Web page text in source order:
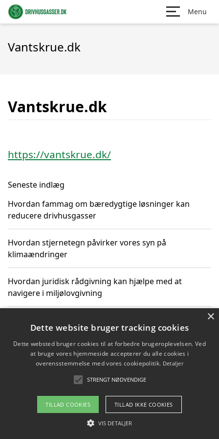
Menu
Vantskrue.dk
Vantskrue.dk
https://vantskrue.dk/
Seneste indlæg
Hvordan fammag om bæredygtige løsninger kan
reducere drivhusgasser
Hvordan stjernetegn påvirker vores syn på
klimaændringer
Hvordan juridisk rådgivning kan hjælpe med at
navigere i miljølovgivning
Hvordan spil og underholdning online kan inspirere til
bæredygtige valg
Køb produkter i danske webshops for at spare på
transport og nedbringe CO2-udledning
Copyright 2026 - Pilanto Aps
Om / kontakt
×
Dette website bruger tracking cookies
Dette websted bruger cookies til at forbedre brugeroplevelsen. Ved
at bruge vores hjemmeside accepterer du alle cookies i
overensstemmelse med vores cookiepolitik. Detaljer
STRENGT NØDVENDIGE
TILLAD COOKIES TILLAD IKKE COOKIES
VIS DETALJER